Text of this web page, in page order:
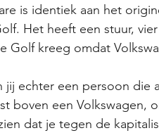
is identiek aan het
Het heeft een stuur,
Golf kreeg omdat
jij echter een persoon die
boven een Volkswagen,
dat je tegen de